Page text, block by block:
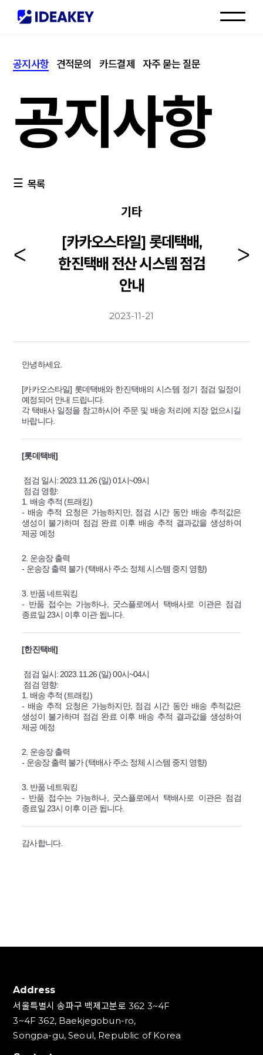
고객센터
공지사항 견적문의 카드결제 자주 묻는 질문
공지사항
목록
기타
[카카오스타일] 롯데택배,
한진택배 전산 시스템 점검
안내
2023-11-21
안녕하세요.
[카카오스타일] 롯데택배와 한진택배의 시스템 정기 점검 일정이
예정되어 안내 드립니다.
각 택배사 일정을 참고하시어 주문 및 배송 처리에 지장 없으시길
바랍니다.
[롯데택배]
점검 일시: 2023.11.26 (일) 01시~09시
점검 영향:
1. 배송 추적 (트래킹)
- 배송 추적 요청은 가능하지만, 점검 시간 동안 배송 추적값은
생성이 불가하며 점검 완료 이후 배송 추적 결과값을 생성하여
제공 예정
2. 운송장 출력
- 운송장 출력 불가 (택배사 주소 정체 시스템 중지 영향)
3. 반품 네트워킹
- 반품 접수는 가능하나, 굿스플로에서 택배사로 이관은 점검
종료일 23시 이후 이관 됩니다.
[한진택배]
점검 일시: 2023.11.26 (일) 00시~04시
점검 영향:
1. 배송 추적 (트래킹)
- 배송 추적 요청은 가능하지만, 점검 시간 동안 배송 추적값은
생성이 불가하며 점검 완료 이후 배송 추적 결과값을 생성하여
제공 예정
2. 운송장 출력
- 운송장 출력 불가 (택배사 주소 정체 시스템 중지 영향)
3. 반품 네트워킹
- 반품 접수는 가능하나, 굿스플로에서 택배사로 이관은 점검
종료일 23시 이후 이관 됩니다.
감사합니다.
Address
서울특별시 송파구 백제고분로 362 3~4F
3~4F 362, Baekjegobun-ro,
Songpa-gu, Seoul, Republic of Korea